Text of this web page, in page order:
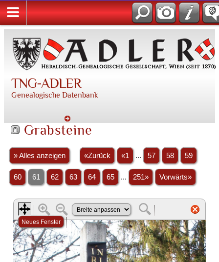
TNG-ADLER
Genealogische Datenbank
Grabsteine
» Alles anzeigen «Zurück «1 ... 57 58 59
60 61 62 63 64 65 ... 251» Vorwärts»